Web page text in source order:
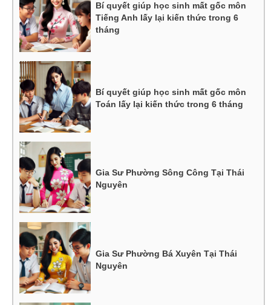
Bí quyết giúp học sinh mất gốc môn
Tiếng Anh lấy lại kiến thức trong 6
tháng
Bí quyết giúp học sinh mất gốc môn
Toán lấy lại kiến thức trong 6 tháng
Gia Sư Phường Sông Công Tại Thái
Nguyên
Gia Sư Phường Bá Xuyên Tại Thái
Nguyên